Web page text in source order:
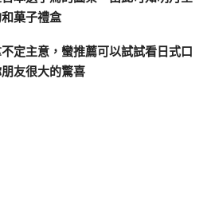
菓子禮盒
定主意，蠻推薦可以試試看日式口
友很大的驚喜